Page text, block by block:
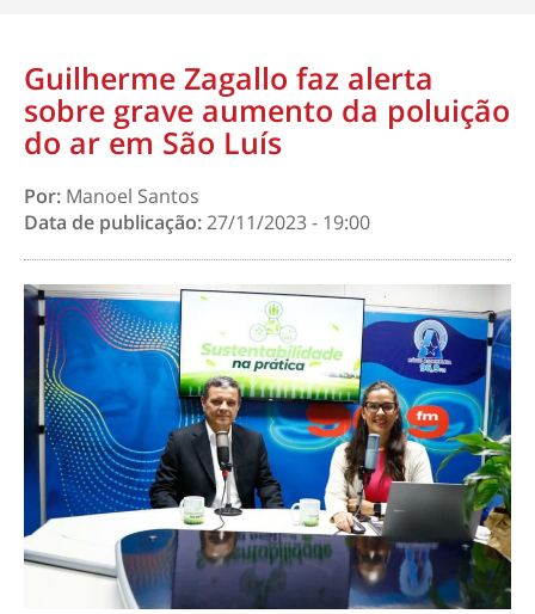
Guilherme Zagallo faz alerta
sobre grave aumento da poluição
do ar em São Luís
Por: Manoel Santos
Data de publicação:27/11/2023 - 19:00